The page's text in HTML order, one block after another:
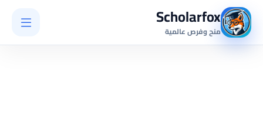
Scholarfox
منح وفرص عالمية